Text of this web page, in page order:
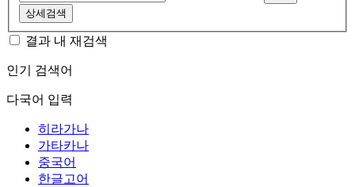
상세검색
결과 내 재검색
인기 검색어
다국어 입력
히라가나
가타카나
중국어
한글고어